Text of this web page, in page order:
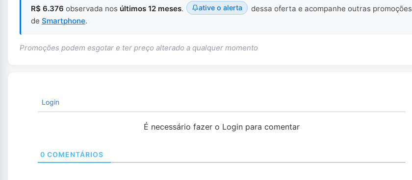
R$ 6.376 observada nos últimos 12 meses. ative o alerta
dessa oferta e acompanhe outras promoções
de Smartphone.
Promoções podem esgotar e ter preço alterado a qualquer momento
Login
É necessário fazer o Login para comentar
0 COMENTÁRIOS